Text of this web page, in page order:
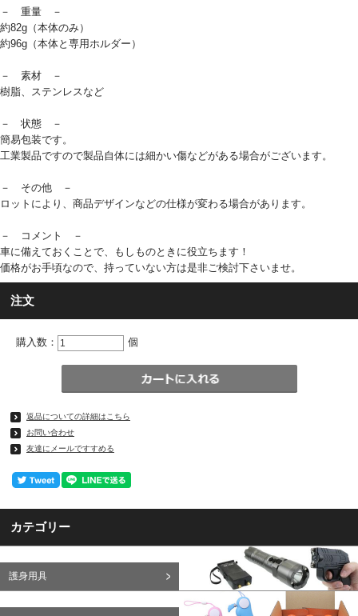
－ 重量 －
約82g（本体のみ）
約96g（本体と専用ホルダー）
－ 素材 －
樹脂、ステンレスなど
－ 状態 －
簡易包装です。
工業製品ですので製品自体には細かい傷などがある場合がございます。
－ その他 －
ロットにより、商品デザインなどの仕様が変わる場合があります。
－ コメント －
車に備えておくことで、もしものときに役立ちます！
価格がお手頃なので、持っていない方は是非ご検討下さいませ。
注文
購入数： 個
返品についての詳細はこちら
お問い合わせ
友達にメールですすめる
カテゴリー
護身用具